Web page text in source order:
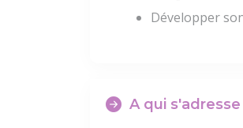
Développer
A qui